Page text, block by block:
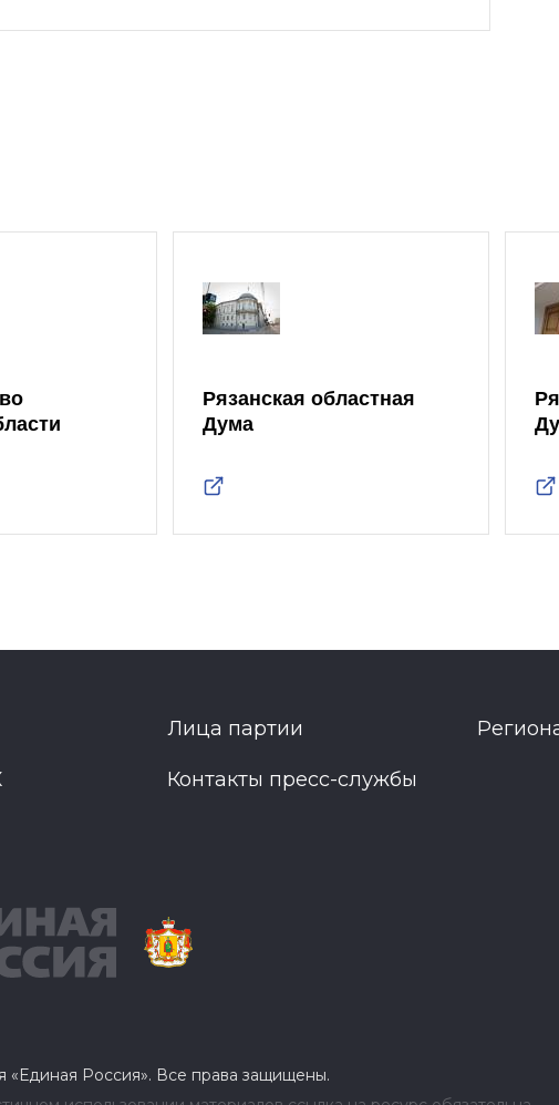
Рязанская областная
Дума
Лица партии
Контакты пресс-службы
«Единая Россия». Все права защищены.